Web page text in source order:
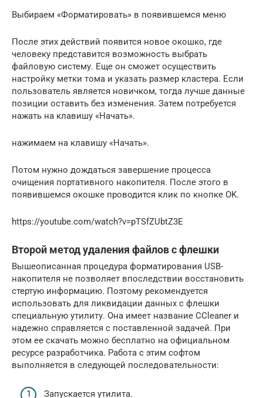
Выбираем «Форматировать» в появившемся меню
После этих действий появится новое окошко, где
человеку представится возможность выбрать
файловую систему. Еще он сможет осуществить
настройку метки тома и указать размер кластера. Если
пользователь является новичком, тогда лучше данные
позиции оставить без изменения. Затем потребуется
нажать на клавишу «Начать».
нажимаем на клавишу «Начать».
Потом нужно дождаться завершение процесса
очищения портативного накопителя. После этого в
появившемся окошке проводится клик по кнопке OK.
https://youtube.com/watch?v=pTSfZUbtZ3E
Второй метод удаления файлов с флешки
Вышеописанная процедура форматирования USB-
накопителя не позволяет впоследствии восстановить
стертую информацию. Поэтому рекомендуется
использовать для ликвидации данных с флешки
специальную утилиту. Она имеет название CCleaner и
надежно справляется с поставленной задачей. При
этом ее скачать можно бесплатно на официальном
ресурсе разработчика. Работа с этим софтом
выполняется в следующей последовательности:
Запускается утилита.